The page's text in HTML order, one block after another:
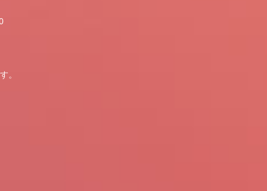
。